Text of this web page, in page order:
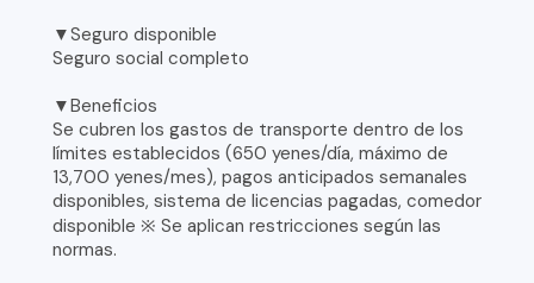
▼Seguro disponible
Seguro social completo
▼Beneficios
Se cubren los gastos de transporte dentro de los
límites establecidos (650 yenes/día, máximo de
13,700 yenes/mes), pagos anticipados semanales
disponibles, sistema de licencias pagadas, comedor
disponible ※ Se aplican restricciones según las
normas.